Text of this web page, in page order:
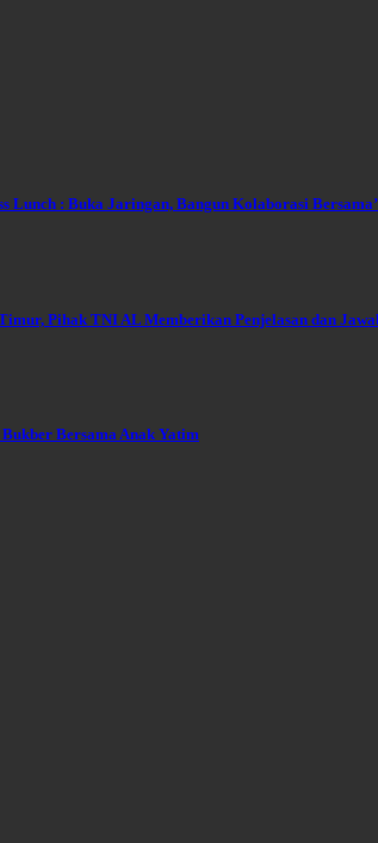
Lunch : Buka Jaringan, Bangun Kolaborasi Bersama’
Pihak TNI AL Memberikan Penjelasan dan
Bersama Anak Yatim